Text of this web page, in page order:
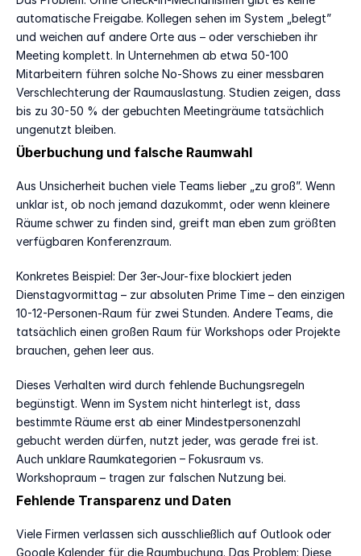
automatische Freigabe. Kollegen sehen im System „belegt”
und weichen auf andere Orte aus – oder verschieben ihr
Meeting komplett. In Unternehmen ab etwa 50-100
Mitarbeitern führen solche No-Shows zu einer messbaren
Verschlechterung der Raumauslastung. Studien zeigen, dass
bis zu 30-50 % der gebuchten Meetingräume tatsächlich
ungenutzt bleiben.
Überbuchung und falsche Raumwahl
Aus Unsicherheit buchen viele Teams lieber „zu groß”. Wenn
unklar ist, ob noch jemand dazukommt, oder wenn kleinere
Räume schwer zu finden sind, greift man eben zum größten
verfügbaren Konferenzraum.
Konkretes Beispiel: Der 3er-Jour-fixe blockiert jeden
Dienstagvormittag – zur absoluten Prime Time – den einzigen
10-12-Personen-Raum für zwei Stunden. Andere Teams, die
tatsächlich einen großen Raum für Workshops oder Projekte
brauchen, gehen leer aus.
Dieses Verhalten wird durch fehlende Buchungsregeln
begünstigt. Wenn im System nicht hinterlegt ist, dass
bestimmte Räume erst ab einer Mindestpersonenzahl
gebucht werden dürfen, nutzt jeder, was gerade frei ist.
Auch unklare Raumkategorien – Fokusraum vs.
Workshopraum – tragen zur falschen Nutzung bei.
Fehlende Transparenz und Daten
Viele Firmen verlassen sich ausschließlich auf Outlook oder
Google Kalender für die Raumbuchung. Das Problem: Diese